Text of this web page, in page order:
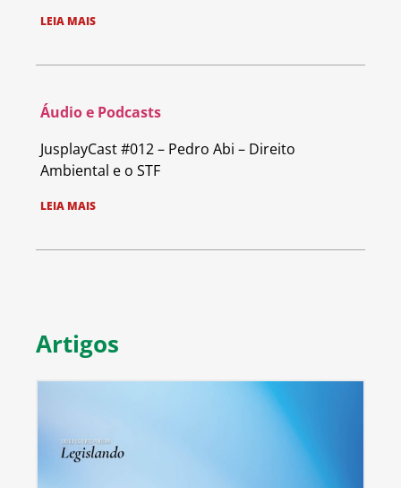
LEIA MAIS
Áudio e Podcasts
JusplayCast #012 – Pedro Abi – Direito
Ambiental e o STF
LEIA MAIS
Artigos